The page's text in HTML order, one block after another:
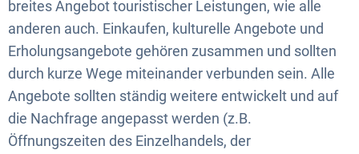
breites Angebot touristischer Leistungen, wie alle
anderen auch. Einkaufen, kulturelle Angebote und
Erholungsangebote gehören zusammen und sollten
durch kurze Wege miteinander verbunden sein. Alle
Angebote sollten ständig weitere entwickelt und auf
die Nachfrage angepasst werden (z.B.
Öffnungszeiten des Einzelhandels, der